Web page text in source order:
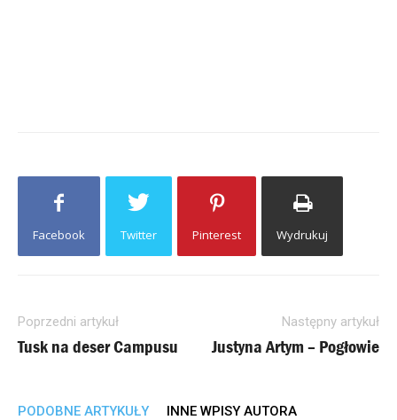
Facebook Twitter Pinterest Wydrukuj
Poprzedni artykuł
Tusk na deser Campusu
Następny artykuł
Justyna Artym – Pogłowie
PODOBNE ARTYKUŁY INNE WPISY AUTORA